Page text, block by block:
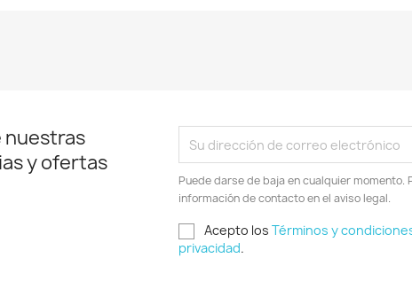
nuestras
y ofertas
Puede darse de baja en cualquier momento.
información de contacto en el aviso legal.
Acepto losTérminos y
privacidad.